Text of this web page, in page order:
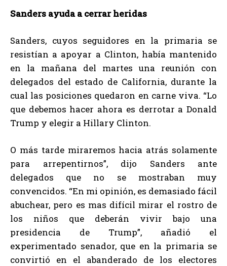
Sanders ayuda a cerrar heridas
Sanders, cuyos seguidores en la primaria se
resistían a apoyar a Clinton, había mantenido
en la mañana del martes una reunión con
delegados del estado de California, durante la
cual las posiciones quedaron en carne viva. “Lo
que debemos hacer ahora es derrotar a Donald
Trump y elegir a Hillary Clinton.
O más tarde miraremos hacia atrás solamente
para arrepentirnos”, dijo Sanders ante
delegados que no se mostraban muy
convencidos. “En mi opinión, es demasiado fácil
abuchear, pero es mas difícil mirar el rostro de
los niños que deberán vivir bajo una
presidencia de Trump”, añadió el
experimentado senador, que en la primaria se
convirtió en el abanderado de los electores